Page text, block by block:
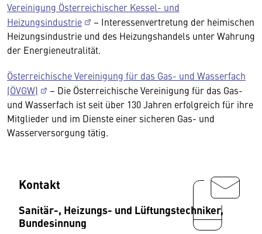
Vereinigung Österreichischer Kessel- und
Heizungsindustrie
– Interessenvertretung der heimischen
Heizungsindustrie und des Heizungshandels unter Wahrung
der Energieneutralität.
Österreichische Vereinigung für das Gas- und Wasserfach
(ÖVGW)
– Die Österreichische Vereinigung für das Gas-
und Wasserfach ist seit über 130 Jahren erfolgreich für ihre
Mitglieder und im Dienste einer sicheren Gas- und
Wasserversorgung tätig.
Kontakt
Sanitär-, Heizungs- und Lüftungstechniker,
Bundesinnung